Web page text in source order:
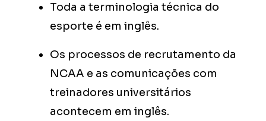
Toda a terminologia técnica do
esporte é em inglês.
Os processos de recrutamento da
NCAA e as comunicações com
treinadores universitários
acontecem em inglês.